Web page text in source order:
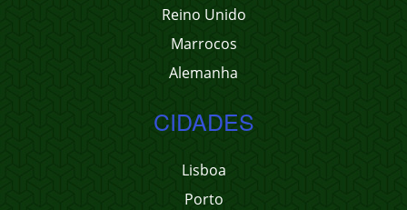
Reino Unido
Marrocos
Alemanha
CIDADES
Lisboa
Porto